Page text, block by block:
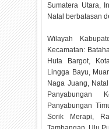
Sumatera Utara,
Natal berbatasan
Wilayah
Kecamatan:
Huta Bargot,
Lingga Bayu,
Naga Juang,
Panyabungan
Panyabungan
Sorik Merapi,